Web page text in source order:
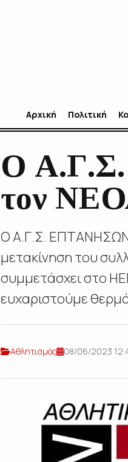
Αρχική Πολιτική
Ο Α.Γ.Σ.
τον
Ο Α.Γ.Σ. ΕΠΤΑΝΗΣΩΝ
μετακίνηση του
συμμετάσχει στο
ευχαριστούμε
Αθλητισμός 08/06/2023